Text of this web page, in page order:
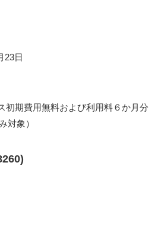
23日
初期費用無料および利用料６か月分
対象）